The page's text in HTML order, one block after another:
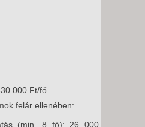
000 Ft/fő
felár ellenében:
(min. 8 fő): 26 000